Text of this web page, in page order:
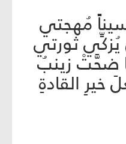
مُهجتي
ثورتي
ضحَّتْ زينبُ
القادةِ